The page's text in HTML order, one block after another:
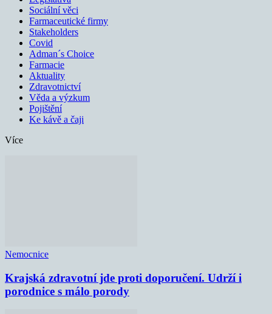
Sociální věci
Farmaceutické firmy
Stakeholders
Covid
Adman´s Choice
Farmacie
Aktuality
Zdravotnictví
Věda a výzkum
Pojištění
Ke kávě a čaji
Více
Nemocnice
Krajská zdravotní jde proti doporučení. Udrží i
porodnice s málo porody